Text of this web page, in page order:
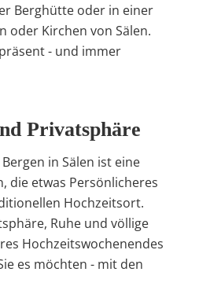
Berghütte oder in einer
oder Kirchen von Sälen.
- und immer
Privatsphäre
in Sälen ist eine
die etwas Persönlicheres
Hochzeitsort.
Ruhe und völlige
Hochzeitswochenendes
es möchten - mit den